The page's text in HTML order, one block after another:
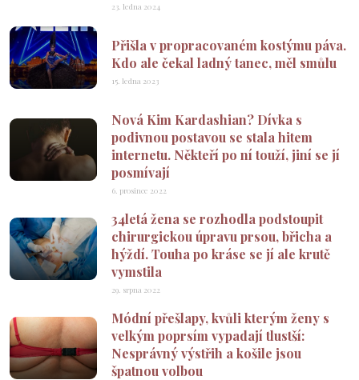
23. ledna 2024
Přišla v propracovaném kostýmu páva.
Kdo ale čekal ladný tanec, měl smůlu
15. ledna 2023
Nová Kim Kardashian? Dívka s
podivnou postavou se stala hitem
internetu. Někteří po ní touží, jiní se jí
posmívají
6. prosince 2022
34letá žena se rozhodla podstoupit
chirurgickou úpravu prsou, břicha a
hýždí. Touha po kráse se jí ale krutě
vymstila
29. srpna 2022
Módní přešlapy, kvůli kterým ženy s
velkým poprsím vypadají tlustší:
Nesprávný výstřih a košile jsou
špatnou volbou